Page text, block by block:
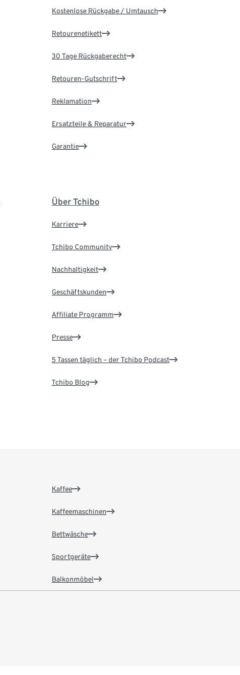
Kostenlose Rückgabe / Umtausch
Retourenetikett
30 Tage Rückgaberecht
Retouren-Gutschrift
Reklamation
Ersatzteile & Reparatur
Garantie
Über Tchibo
Karriere
Tchibo Community
Nachhaltigkeit
Geschäftskunden
Affiliate Programm
Presse
5 Tassen täglich – der Tchibo Podcast
Tchibo Blog
Kaffee
Kaffeemaschinen
Bettwäsche
Sportgeräte
Balkonmöbel